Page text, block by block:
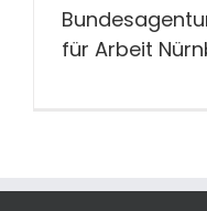
für Arbeit